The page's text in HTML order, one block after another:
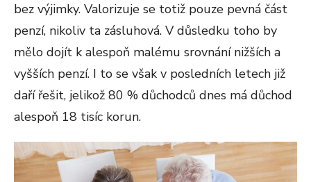
bez výjimky. Valorizuje se totiž pouze pevná část
penzí, nikoliv ta zásluhová. V důsledku toho by
mělo dojít k alespoň malému srovnání nižších a
vyšších penzí. I to se však v posledních letech již
daří řešit, jelikož 80 % důchodců dnes má důchod
alespoň 18 tisíc korun.